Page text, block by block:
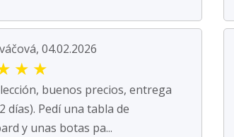
04.02.2026
★ ★
buenos precios, entrega
días). Pedí una tabla de
y unas botas pa...